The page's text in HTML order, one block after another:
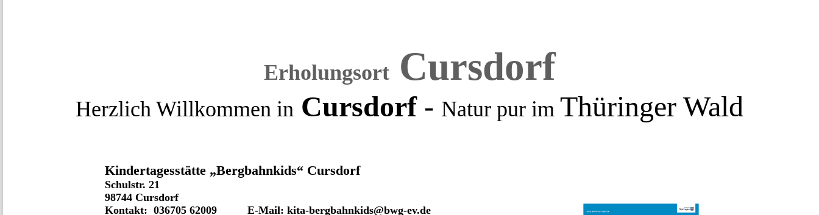
ErholungsortCursdorf
Herzlich Willkommen in Cursdorf- Natur pur im Thüringer Wald
Kindertagesstätte „Bergbahnkids“ Cursdorf
Schulstr. 21
98744 Cursdorf
Kontakt: 036705 62009 E-Mail: kita-bergbahnkids@bwg-ev.de